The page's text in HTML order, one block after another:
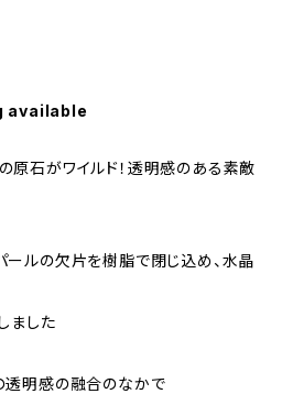
available
原石がワイルド！透明感のある素敵
ールの欠片を樹脂で閉じ込め、水晶
ました
透明感の融合のなかで